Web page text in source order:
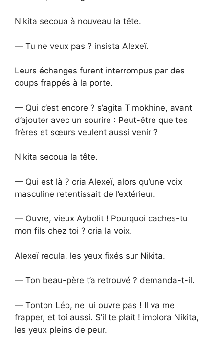
Nikita secoua à nouveau la tête.
— Tu ne veux pas ? insista Alexeï.
Leurs échanges furent interrompus par des
coups frappés à la porte.
— Qui c’est encore ? s’agita Timokhine, avant
d’ajouter avec un sourire : Peut-être que tes
frères et sœurs veulent aussi venir ?
Nikita secoua la tête.
— Qui est là ? cria Alexeï, alors qu’une voix
masculine retentissait de l’extérieur.
— Ouvre, vieux Aybolit ! Pourquoi caches-tu
mon fils chez toi ? cria la voix.
Alexeï recula, les yeux fixés sur Nikita.
— Ton beau-père t’a retrouvé ? demanda-t-il.
— Tonton Léo, ne lui ouvre pas ! Il va me
frapper, et toi aussi. S’il te plaît ! implora Nikita,
les yeux pleins de peur.